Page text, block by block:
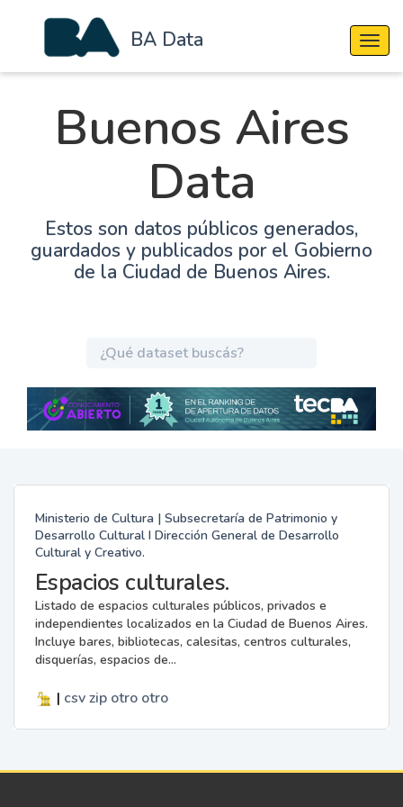
BA Data
Buenos Aires
Data
Estos son datos públicos generados,
guardados y publicados por el Gobierno
de la Ciudad de Buenos Aires.
Ministerio de Cultura | Subsecretaría de Patrimonio y
Desarrollo Cultural I Dirección General de Desarrollo
Cultural y Creativo.
Espacios culturales.
Listado de espacios culturales públicos, privados e
independientes localizados en la Ciudad de Buenos Aires.
Incluye bares, bibliotecas, calesitas, centros culturales,
disquerías, espacios de...
| csv zip otro otro